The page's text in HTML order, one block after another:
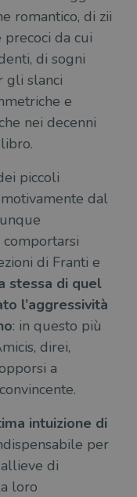
romantico, di zii
precoci da cui
di sogni
gli slanci
e
nei decenni
piccoli
dal
comportarsi
di Franti e
stessa di quel
l’aggressività
: in questo più
direi,
a
intuizione di
per
di
loro